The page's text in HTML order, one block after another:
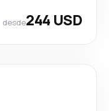
desde244 USD